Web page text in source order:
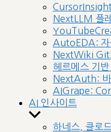
NextLLM 플
AutoEDA: 자
NextWiki
헤르메스 기
NextAuth: 바
AIGrape:
AI 인사이트
Show
sub
하네스, 클로